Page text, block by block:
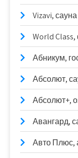
Vizavi, сауна
World
Абникум,
Абсолют,
Абсолют+,
Авангард,
Авто Плюс,